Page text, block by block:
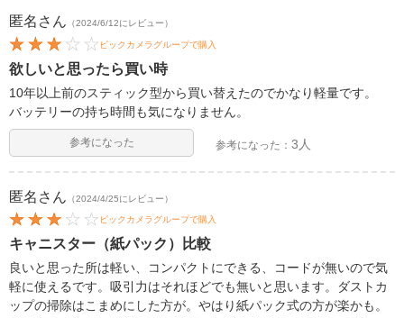
匿名 さん （2024/6/12にレビュー）
ビックカメラグループで購入
欲しいと思ったら買い時
10年以上前のスティック型から買い替えたのでかなり軽量です。
バッテリーの持ち時間も気になりません。
参考になった 参考になった：3人
匿名 さん （2024/4/25にレビュー）
ビックカメラグループで購入
キャニスター（紙パック）比較
良いと思った所は軽い、コンパクトにできる、コードが無いので気
軽に使えるです。吸引力はそれほどでも無いと思います。ダストカ
ップの掃除はこまめにした方が。やはり紙パック式の方が楽かも。